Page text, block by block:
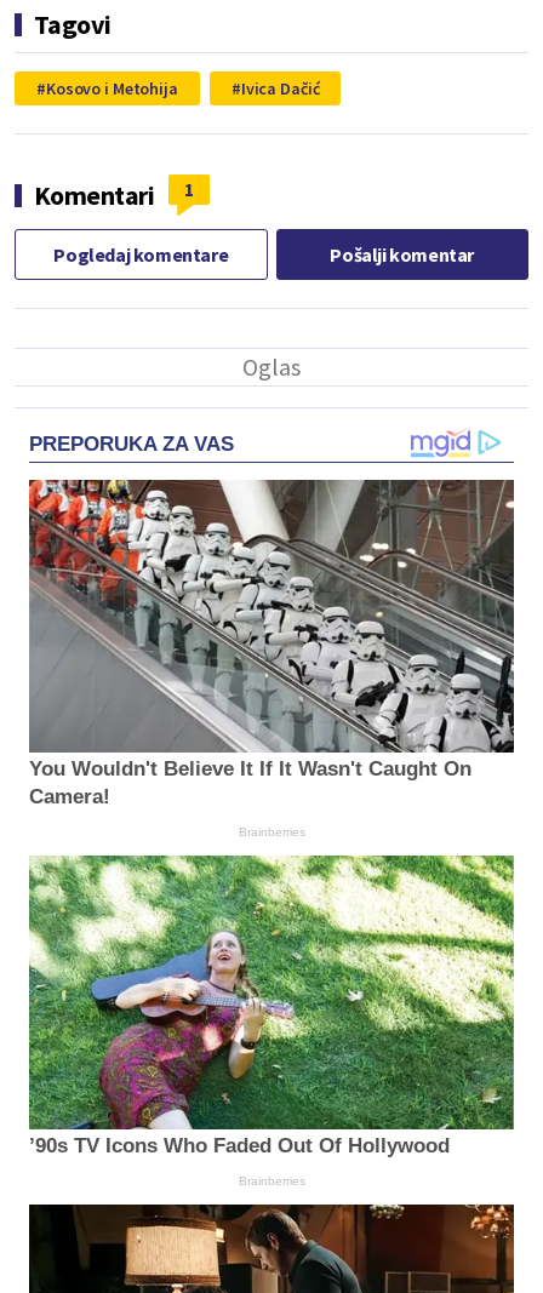
Tagovi
Kosovo i Metohija Ivica Dačić
Komentari 1
Pogledaj komentare Pošalji komentar
PREPORUKA ZA VAS
You Wouldn't Believe It If It Wasn't Caught On
Camera!
Brainberries
’90s TV Icons Who Faded Out Of Hollywood
Brainberries